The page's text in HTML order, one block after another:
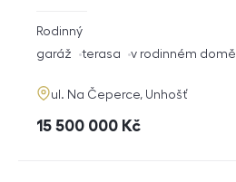
rozměry
dispozice
Rodinný
funkce
garáž terasa v rodinném domě
adresa
ul. Na Čeperce, Unhošť
cena
15 500 000 Kč